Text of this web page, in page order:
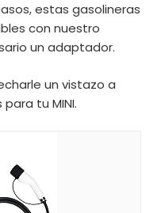
estas gasolineras
con nuestro
un adaptador.
un vistazo a
tu MINI.